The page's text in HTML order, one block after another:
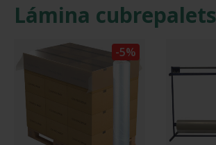
Lámina cubrepalets
-5%